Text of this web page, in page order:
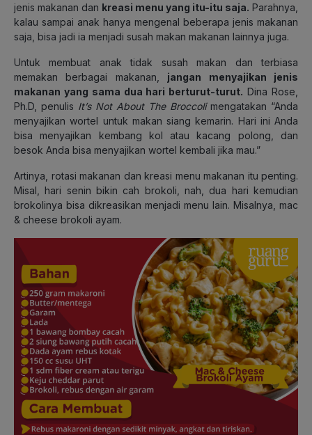
jenis makanan dan kreasi menu yang itu-itu saja. Parahnya,
kalau sampai anak hanya mengenal beberapa jenis makanan
saja, bisa jadi ia menjadi susah makan makanan lainnya juga.
Untuk membuat anak tidak susah makan dan terbiasa
memakan berbagai makanan, jangan menyajikan jenis
makanan yang sama dua hari berturut-turut. Dina Rose,
Ph.D, penulis It’s Not About The Broccoli mengatakan “Anda
menyajikan wortel untuk makan siang kemarin. Hari ini Anda
bisa menyajikan kembang kol atau kacang polong, dan
besok Anda bisa menyajikan wortel kembali jika mau.”
Artinya, rotasi makanan dan kreasi menu makanan itu penting.
Misal, hari senin bikin cah brokoli, nah, dua hari kemudian
brokolinya bisa dikreasikan menjadi menu lain. Misalnya, mac
& cheese brokoli ayam.